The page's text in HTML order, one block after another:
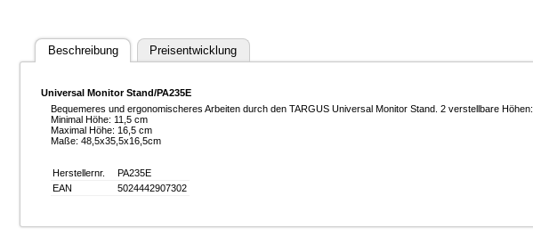
Beschreibung Preisentwicklung
Universal Monitor Stand/PA235E
Bequemeres und ergonomischeres Arbeiten durch den TARGUS Universal Monitor Stand. 2 verstellbare Höhen:
Minimal Höhe: 11,5 cm
Maximal Höhe: 16,5 cm
Maße: 48,5x35,5x16,5cm
Herstellernr.
PA235E
EAN
5024442907302